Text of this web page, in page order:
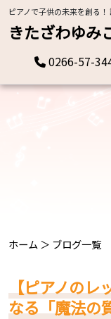
ピアノで子供の未来を創る
きたざわゆみ
0266-57-
ホーム ＞ ブログ一覧
【ピアノの
なる「魔法の